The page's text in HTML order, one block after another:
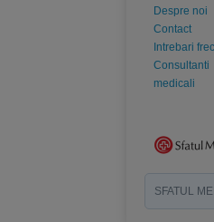
Despre noi
Contact
Intrebari
Consultanti
medicali
SFATUL